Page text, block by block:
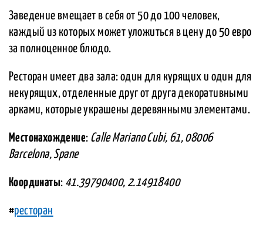
Заведение вмещает в себя от 50 до 100 человек,
каждый из которых может уложиться в цену до 50 евро
за полноценное блюдо.
Ресторан имеет два зала: один для курящих и один для
некурящих, отделенные друг от друга декоративными
арками, которые украшены деревянными элементами.
Местонахождение: Calle Mariano Cubi, 61, 08006
Barcelona, Spane
Координаты: 41.39790400, 2.14918400
#ресторан